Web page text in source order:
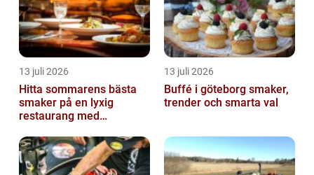
13 juli 2026
Hitta sommarens bästa
smaker på en lyxig
restaurang med
Östermalm
13 juli 2026
Buffé i göteborg smaker,
trender och smarta val